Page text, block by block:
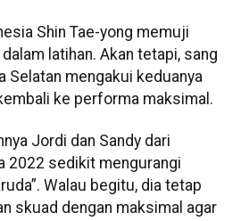
Shin Tae-yong memuji
latihan. Akan tetapi, sang
Selatan mengakui keduanya
ke performa maksimal.
Jordi dan Sandy dari
2022 sedikit mengurangi
Walau begitu, dia tetap
skuad dengan maksimal agar